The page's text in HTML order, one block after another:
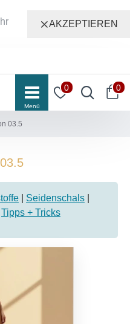
AKZEPTIEREN
0 0
03.5
Seidenschals
Tipps + Tricks